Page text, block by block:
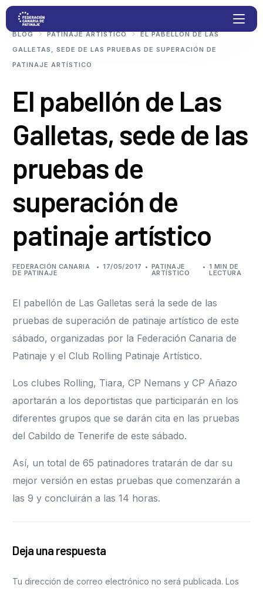
BLOG PATINAJE ARTÍSTICO
EL PABELLÓN DE LAS
GALLETAS, SEDE DE LAS PRUEBAS DE SUPERACIÓN DE
PATINAJE ARTÍSTICO
El pabellón de Las
Galletas, sede de las
pruebas de
superación de
patinaje artístico
FEDERACIÓN CANARIA
DE PATINAJE
17/05/2017 PATINAJE
ARTÍSTICO
1 MIN DE
LECTURA
El pabellón de Las Galletas será la sede de las
pruebas de superación de patinaje artístico de este
sábado, organizadas por la Federación Canaria de
Patinaje y el Club Rolling Patinaje Artístico.
Los clubes Rolling, Tiara, CP Nemans y CP Añazo
aportarán a los deportistas que participarán en los
diferentes grupos que se darán cita en las pruebas
del Cabildo de Tenerife de este sábado.
Así, un total de 65 patinadores tratarán de dar su
mejor versión en estas pruebas que comenzarán a
las 9 y concluirán a las 14 horas.
Deja una respuesta
Tu dirección de correo electrónico no será publicada. Los
Competiciones
Clubs
Transparencia
Documentación
Blog
Formación